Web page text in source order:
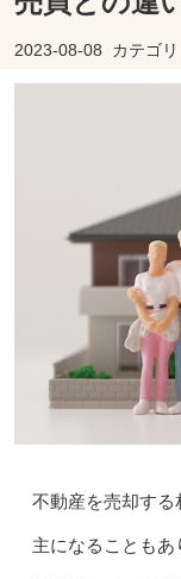
2023-08-08 カテゴリ
不動産を売却する
主になることもあ